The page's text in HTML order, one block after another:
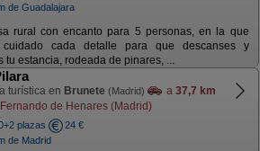
de Guadalajara
rural con encanto para 5 personas, en la que
cuidado cada detalle para que descanses y
tu estancia, rodeada de pinares, ...
turística en Brunete (Madrid) a 37,7 km
de Henares (Madrid)
plazas
24 €
de Madrid